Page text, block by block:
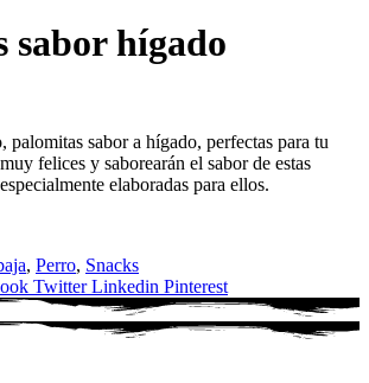
sabor hígado
palomitas sabor a hígado, perfectas para tu
felices y saborearán el sabor de estas
elaboradas para ellos.
, Perro, Snacks
Twitter Linkedin Pinterest